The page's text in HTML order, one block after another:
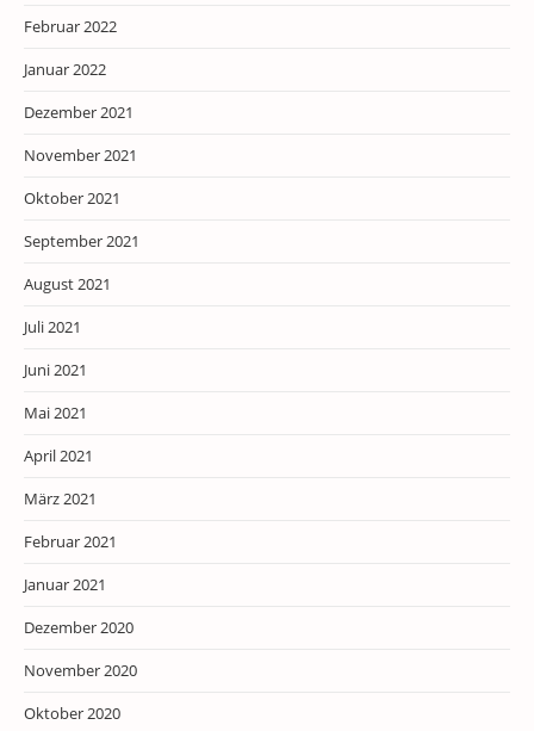
Februar 2022
Januar 2022
Dezember 2021
November 2021
Oktober 2021
September 2021
August 2021
Juli 2021
Juni 2021
Mai 2021
April 2021
März 2021
Februar 2021
Januar 2021
Dezember 2020
November 2020
Oktober 2020